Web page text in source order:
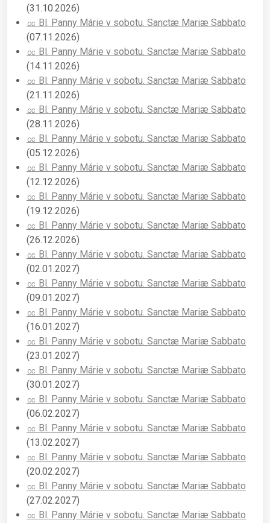
(31.10.2026)
㏄ Bl. Panny Márie v sobotu. Sanctæ Mariæ Sabbato
(07.11.2026)
㏄ Bl. Panny Márie v sobotu. Sanctæ Mariæ Sabbato
(14.11.2026)
㏄ Bl. Panny Márie v sobotu. Sanctæ Mariæ Sabbato
(21.11.2026)
㏄ Bl. Panny Márie v sobotu. Sanctæ Mariæ Sabbato
(28.11.2026)
㏄ Bl. Panny Márie v sobotu. Sanctæ Mariæ Sabbato
(05.12.2026)
㏄ Bl. Panny Márie v sobotu. Sanctæ Mariæ Sabbato
(12.12.2026)
㏄ Bl. Panny Márie v sobotu. Sanctæ Mariæ Sabbato
(19.12.2026)
㏄ Bl. Panny Márie v sobotu. Sanctæ Mariæ Sabbato
(26.12.2026)
㏄ Bl. Panny Márie v sobotu. Sanctæ Mariæ Sabbato
(02.01.2027)
㏄ Bl. Panny Márie v sobotu. Sanctæ Mariæ Sabbato
(09.01.2027)
㏄ Bl. Panny Márie v sobotu. Sanctæ Mariæ Sabbato
(16.01.2027)
㏄ Bl. Panny Márie v sobotu. Sanctæ Mariæ Sabbato
(23.01.2027)
㏄ Bl. Panny Márie v sobotu. Sanctæ Mariæ Sabbato
(30.01.2027)
㏄ Bl. Panny Márie v sobotu. Sanctæ Mariæ Sabbato
(06.02.2027)
㏄ Bl. Panny Márie v sobotu. Sanctæ Mariæ Sabbato
(13.02.2027)
㏄ Bl. Panny Márie v sobotu. Sanctæ Mariæ Sabbato
(20.02.2027)
㏄ Bl. Panny Márie v sobotu. Sanctæ Mariæ Sabbato
(27.02.2027)
㏄ Bl. Panny Márie v sobotu. Sanctæ Mariæ Sabbato